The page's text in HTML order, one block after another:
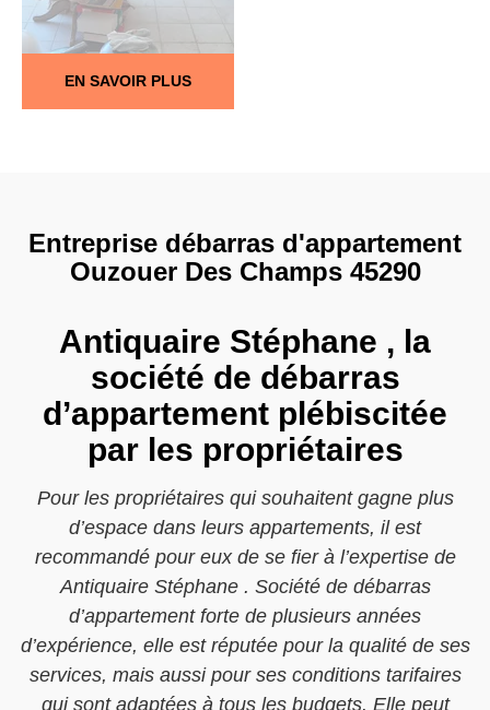
EN SAVOIR PLUS
Entreprise débarras d'appartement
Ouzouer Des Champs 45290
Antiquaire Stéphane , la
société de débarras
d’appartement plébiscitée
par les propriétaires
Pour les propriétaires qui souhaitent gagne plus
d’espace dans leurs appartements, il est
recommandé pour eux de se fier à l’expertise de
Antiquaire Stéphane . Société de débarras
d’appartement forte de plusieurs années
d’expérience, elle est réputée pour la qualité de ses
services, mais aussi pour ses conditions tarifaires
qui sont adaptées à tous les budgets. Elle peut